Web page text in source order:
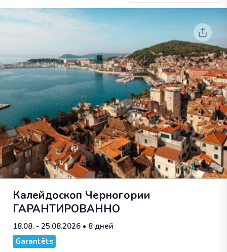
Калейдоскоп Черногории
ГАРАНТИРОВАННО
18.08. - 25.08.2026 • 8 дней
Garantēts